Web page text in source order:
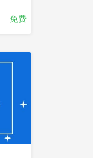
免费